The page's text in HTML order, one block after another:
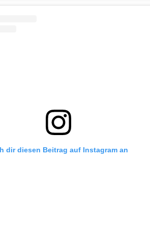
dir diesen Beitrag auf Instagram an